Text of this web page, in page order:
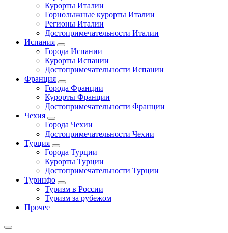
Курорты Италии
Горнолыжные курорты Италии
Регионы Италии
Достопримечательности Италии
Испания
Города Испании
Курорты Испании
Достопримечательности Испании
Франция
Города Франции
Курорты Франции
Достопримечательности Франции
Чехия
Города Чехии
Достопримечательности Чехии
Турция
Города Турции
Курорты Турции
Достопримечательности Турции
Туринфо
Туризм в России
Туризм за рубежом
Прочее